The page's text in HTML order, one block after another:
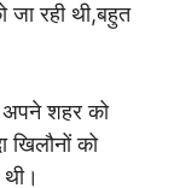
रही थी,बहुत
शहर को
खिलौनों को